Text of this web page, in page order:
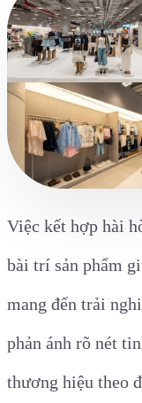
Việc kết hợp hài
bài trí sản phẩm
mang đến trải
phản ánh rõ nét
thương hiệu theo